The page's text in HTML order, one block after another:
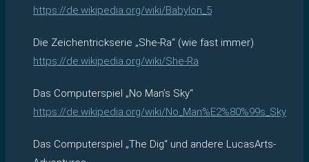
https://de.wikipedia.org/wiki/Babylon_5
Die Zeichentrickserie „She-Ra“ (wie fast immer)
https://de.wikipedia.org/wiki/She-Ra
Das Computerspiel „No Man’s Sky“
https://de.wikipedia.org/wiki/No_Man%E2%80%99s_Sky
Das Computerspiel „The Dig“ und andere LucasArts-